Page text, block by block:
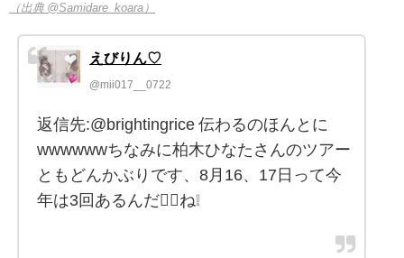
（出典 @Samidare_koara）
えびりん♡
@mii017__0722
返信先:@brightingrice 伝わるのほんとに
wwwwwwちなみに柏木ひなたさんのツアー
ともどんかぶりです、8月16、17日って今
年は3回あるんだ✌🏻ね❕